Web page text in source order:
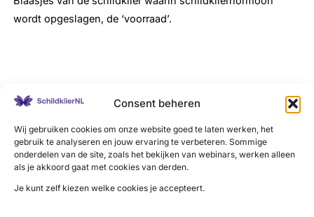
Consent beheren
Wij gebruiken cookies om onze website goed te laten werken, het
gebruik te analyseren en jouw ervaring te verbeteren. Sommige
onderdelen van de site, zoals het bekijken van webinars, werken alleen
als je akkoord gaat met cookies van derden.
Je kunt zelf kiezen welke cookies je accepteert.
wordt opgeslagen, de ‘voorraad’.
LinkedIn
X YouTube
Instagram
Facebook
Contact